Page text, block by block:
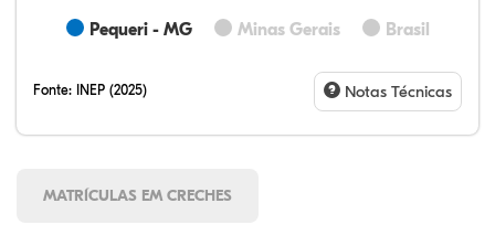
Pequeri - MG Minas Gerais Brasil
Fonte: INEP (2025) Notas Técnicas
MATRÍCULAS EM CRECHES